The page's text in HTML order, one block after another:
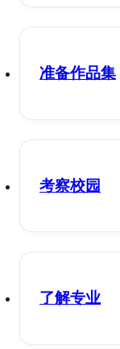
准备作品集
考察校园
了解专业